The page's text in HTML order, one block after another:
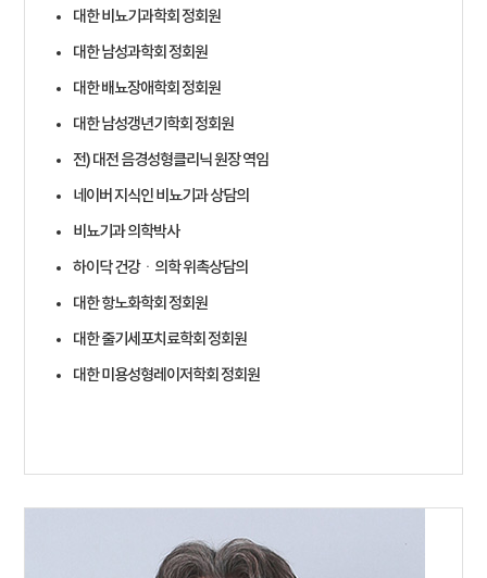
대한 비뇨기과학회 정회원
대한 남성과학회 정회원
대한 배뇨장애학회 정회원
대한 남성갱년기학회 정회원
전) 대전 음경성형클리닉 원장 역임
네이버 지식인 비뇨기과 상담의
비뇨기과 의학박사
하이닥 건강ㆍ의학 위촉상담의
대한 항노화학회 정회원
대한 줄기세포치료학회 정회원
대한 미용성형레이저학회 정회원